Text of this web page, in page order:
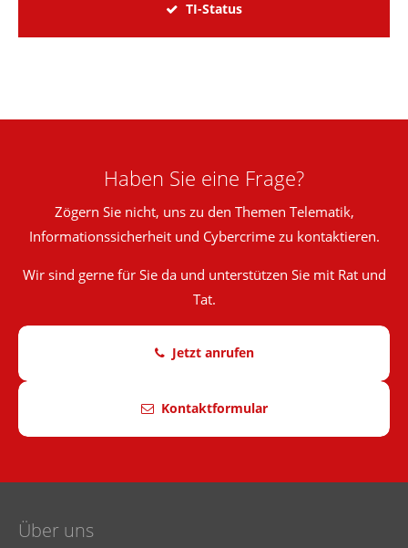
TI-Status
Haben Sie eine Frage?
Zögern Sie nicht, uns zu den Themen Telematik,
Informationssicherheit und Cybercrime zu kontaktieren.
Wir sind gerne für Sie da und unterstützen Sie mit Rat und
Tat.
Jetzt anrufen
Kontaktformular
Über uns